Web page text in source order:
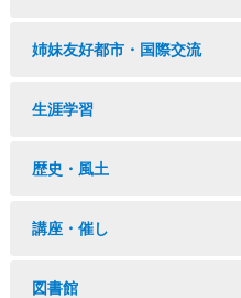
姉妹友好都市・国際交流
生涯学習
歴史・風土
講座・催し
図書館